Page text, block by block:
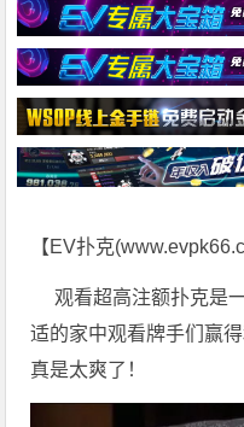
【EV扑克(
观看超高注额扑克是
适的家中观看牌手们赢
真是太爽了！